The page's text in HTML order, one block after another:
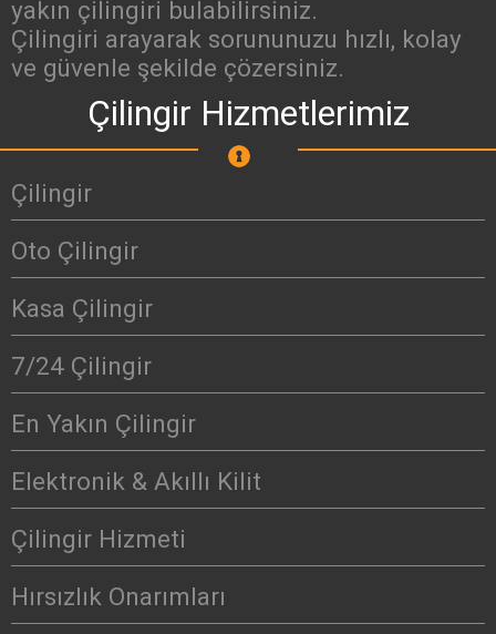
yakın çilingiri bulabilirsiniz.
Çilingiri arayarak sorununuzu hızlı, kolay
ve güvenle şekilde çözersiniz.
Çilingir Hizmetlerimiz
Çilingir
Oto Çilingir
Kasa Çilingir
7/24 Çilingir
En Yakın Çilingir
Elektronik & Akıllı Kilit
Çilingir Hizmeti
Hırsızlık Onarımları